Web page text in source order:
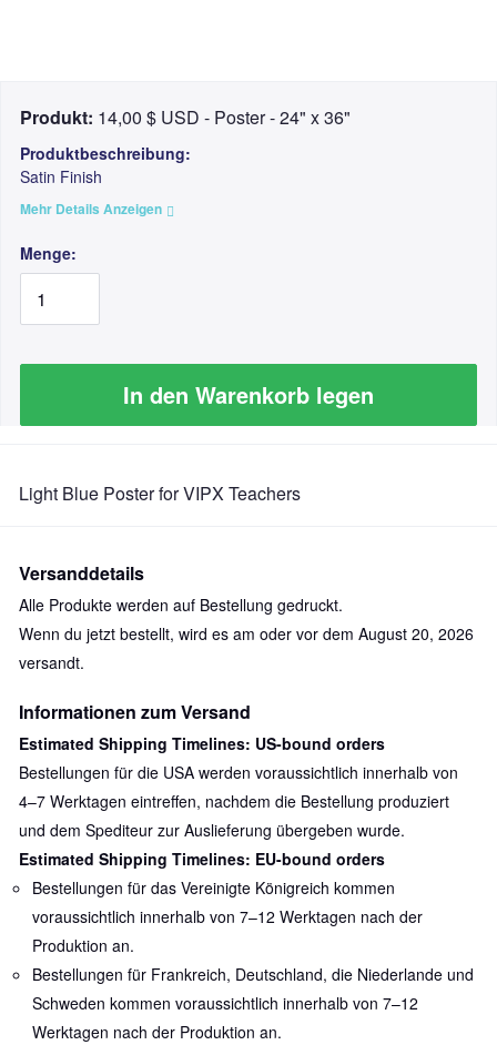
Produkt: 14,00 $ USD - Poster - 24" x 36"
Produktbeschreibung:
Satin Finish
Mehr Details Anzeigen
Menge:
In den Warenkorb legen
Light Blue Poster for VIPX Teachers
Versanddetails
Alle Produkte werden auf Bestellung gedruckt.
Wenn du jetzt bestellt, wird es am oder vor demAugust 20, 2026
versandt.
Informationen zum Versand
Estimated Shipping Timelines: US-bound orders
Bestellungen für die USA werden voraussichtlich innerhalb von
4–7 Werktagen eintreffen, nachdem die Bestellung produziert
und dem Spediteur zur Auslieferung übergeben wurde.
Estimated Shipping Timelines: EU-bound orders
Bestellungen für das Vereinigte Königreich kommen
voraussichtlich innerhalb von 7–12 Werktagen nach der
Produktion an.
Bestellungen für Frankreich, Deutschland, die Niederlande und
Schweden kommen voraussichtlich innerhalb von 7–12
Werktagen nach der Produktion an.